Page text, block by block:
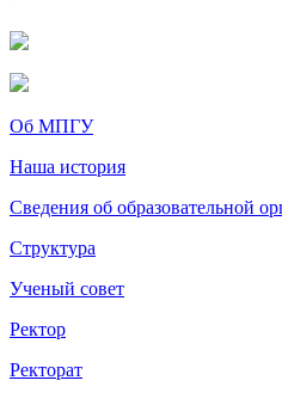
Об МПГУ
Наша история
Сведения об образовательной
Структура
Ученый совет
Ректор
Ректорат